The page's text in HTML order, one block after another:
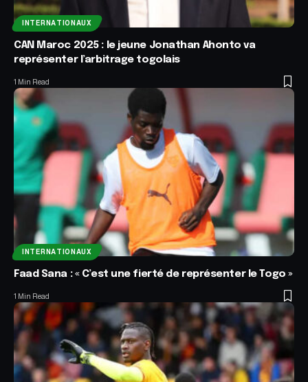
INTERNATIONAUX
CAN Maroc 2025 : le jeune Jonathan Ahonto va
représenter l’arbitrage togolais
1 Min Read
INTERNATIONAUX
Faad Sana : « C’est une fierté de représenter le Togo »
1 Min Read